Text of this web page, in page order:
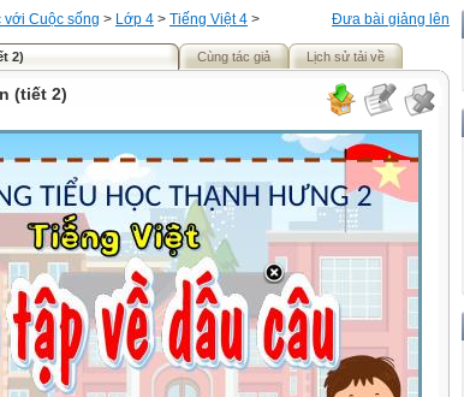
Đưa bài giảng lên
với Cuộc sống > Lớp 4 > Tiếng Việt 4 >
2) Cùng tác giả Lịch sử tải về
(tiết 2)